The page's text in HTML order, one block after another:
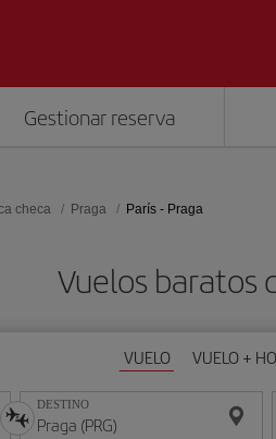
Gestionar reserva
checa Praga París - Praga
Vuelos baratos
VUELO VUELO +
DESTINO